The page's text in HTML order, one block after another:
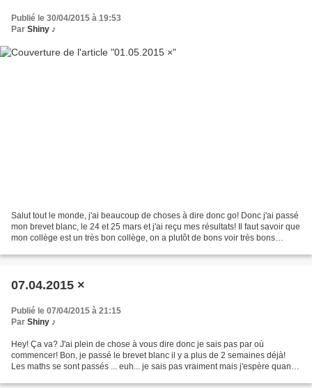
Publié le 30/04/2015 à 19:53
Par Shiny ♪
Salut tout le monde, j'ai beaucoup de choses à dire donc go! Donc j'ai passé
mon brevet blanc, le 24 et 25 mars et j'ai reçu mes résultats! Il faut savoir que
mon collège est un très bon collège, on a plutôt de bons voir très bons
07.04.2015 ×
Publié le 07/04/2015 à 21:15
Par Shiny ♪
Hey! Ça va? J'ai plein de chose à vous dire donc je sais pas par où
commencer! Bon, je passé le brevet blanc il y a plus de 2 semaines déjà!
Les maths se sont passés ... euh... je sais pas vraiment mais j'espère quand